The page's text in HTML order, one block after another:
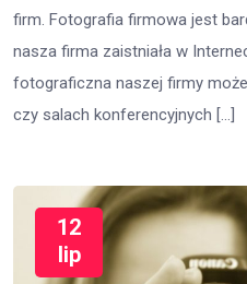
firm. Fotografia firmowa jest
nasza firma zaistniała w
fotograficzna naszej firmy
czy salach konferencyjnych […]
12
lip